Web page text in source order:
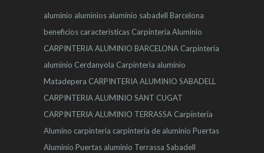
aluminio aluminios aluminio sabadell Barcelona
beneficios características Carpinteria Aluminio
CARPINTERIA ALUMINIO BARCELONA Carpinteria
aluminio Cerdanyola Carpinteria aluminio
Matadepera CARPINTERIA ALUMINIO SABADELL
CARPINTERIA ALUMINIO SANT CUGAT
CARPINTERIA ALUMINIO TERRASSA Carpinteria
Alumino carpintería carpintería de aluminio Puertas
Aluminio Puertas aluminio Terrassa Sabadell